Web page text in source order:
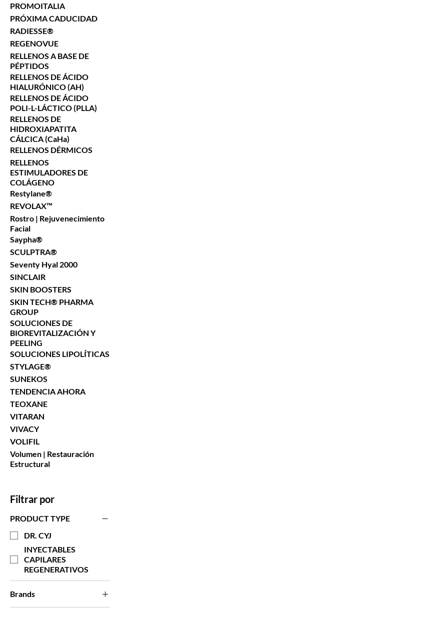
PROMOITALIA
PRÓXIMA CADUCIDAD
RADIESSE®
REGENOVUE
RELLENOS A BASE DE
PÉPTIDOS
RELLENOS DE ÁCIDO
HIALURÓNICO (AH)
RELLENOS DE ÁCIDO
POLI-L-LÁCTICO (PLLA)
RELLENOS DE
HIDROXIAPATITA
CÁLCICA (CaHa)
RELLENOS DÉRMICOS
RELLENOS
ESTIMULADORES DE
COLÁGENO
Restylane®
REVOLAX™
Rostro | Rejuvenecimiento
Facial
Saypha®
SCULPTRA®
Seventy Hyal 2000
SINCLAIR
SKIN BOOSTERS
SKIN TECH® PHARMA
GROUP
SOLUCIONES DE
BIOREVITALIZACIÓN Y
PEELING
SOLUCIONES LIPOLÍTICAS
STYLAGE®
SUNEKOS
TENDENCIA AHORA
TEOXANE
VITARAN
VIVACY
VOLIFIL
Volumen | Restauración
Estructural
Filtrar por
PRODUCT TYPE
DR. CYJ
INYECTABLES
CAPILARES
REGENERATIVOS
Brands
DR. CYJ